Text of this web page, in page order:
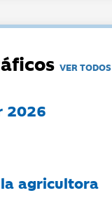
VER TODOS
2026
agricultora